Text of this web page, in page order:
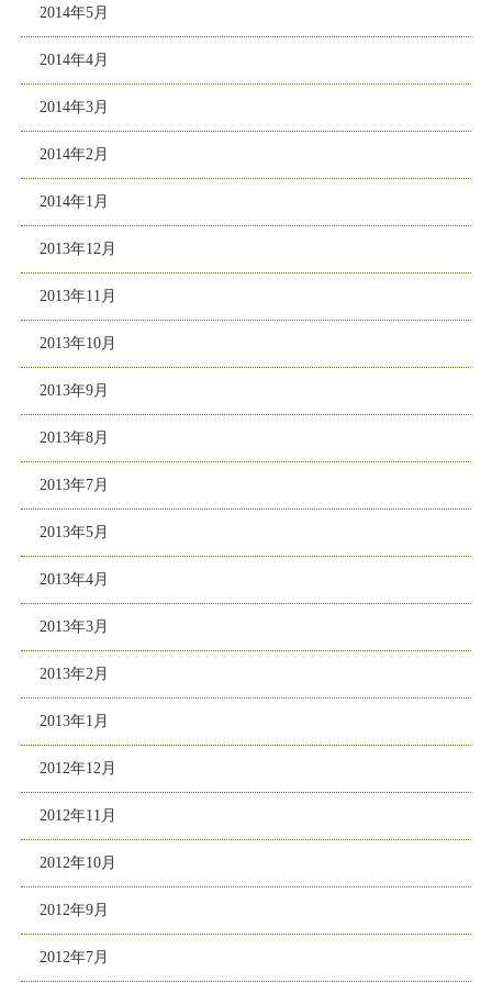
2014年5月
2014年4月
2014年3月
2014年2月
2014年1月
2013年12月
2013年11月
2013年10月
2013年9月
2013年8月
2013年7月
2013年5月
2013年4月
2013年3月
2013年2月
2013年1月
2012年12月
2012年11月
2012年10月
2012年9月
2012年7月